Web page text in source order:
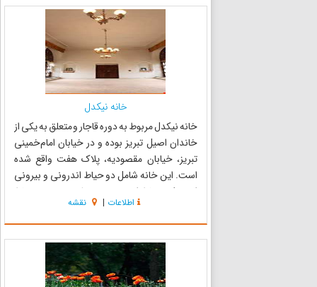
خانه نیکدل
خانه نیکدل مربوط به دوره قاجار و متعلق به یکی از
خاندان اصیل تبریز بوده و در خیابان امام‌خمینی
تبریز، خیابان مقصودیه، پلاک هفت واقع شده
است. این خانه شامل دو حیاط اندرونی و بیرونی
است که حیاط اندرونی در ضلع جنوبی و حیاط
بیرونی در ضلع شمالی بنا قرار دارد. خانه در دو طبقه
ساخته شده و ش...
اطلاعات | نقشه